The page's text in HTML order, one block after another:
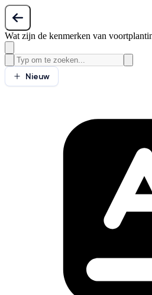
Wat zijn de kenmerken van
Nieuw